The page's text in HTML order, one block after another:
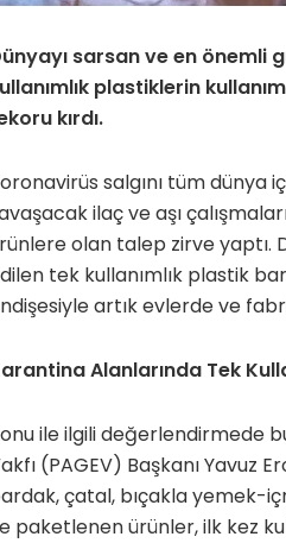
sarsan ve en önemli
plastiklerin
kırdı.
salgını tüm dünya
ilaç ve aşı
olan talep zirve yaptı.
tek kullanımlık plastik
artık evlerde ve
Alanlarında Tek
ile ilgili değerlendirmede
(PAGEV) Başkanı Yavuz
çatal, bıçakla yemek-
paketlenen ürünler, ilk kez